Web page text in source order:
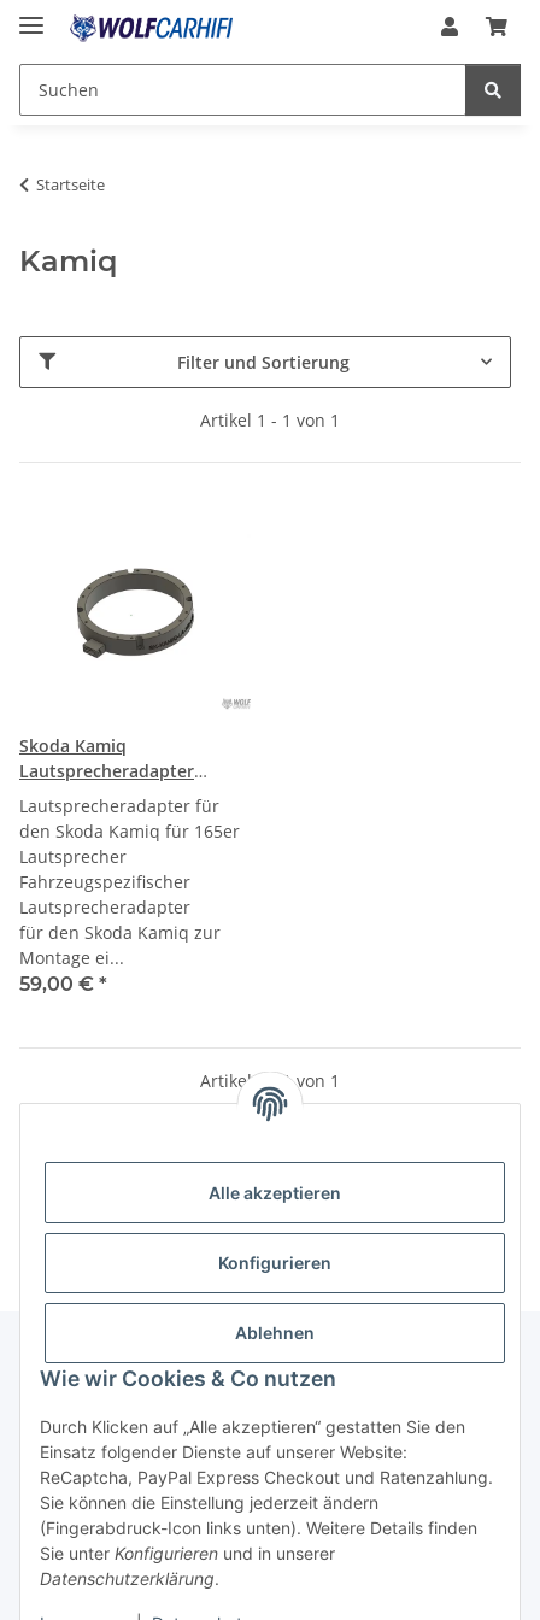
Alle akzeptieren
Konfigurieren
Ablehnen
Wie wir Cookies & Co nutzen
Durch Klicken auf „Alle akzeptieren“ gestatten Sie den
Einsatz folgender Dienste auf unserer Website:
ReCaptcha, PayPal Express Checkout und Ratenzahlung.
Sie können die Einstellung jederzeit ändern
(Fingerabdruck-Icon links unten). Weitere Details finden
Sie unter Konfigurieren und in unserer
Datenschutzerklärung.
Startseite
Kamiq
Filter und Sortierung
Artikel 1 - 1 von 1
Skoda Kamiq
Lautsprecheradapter
165mm
Lautsprecheradapter für
den Skoda Kamiq für 165er
Lautsprecher
Fahrzeugspezifischer
Lautsprecheradapter
für den Skoda Kamiq zur
Montage ei...
59,00 € *
Artikel 1 - 1 von 1
Gesetzliche Informationen
Vertrag widerrufen